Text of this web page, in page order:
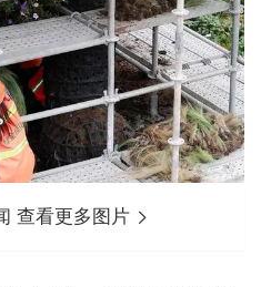
查看更多图片